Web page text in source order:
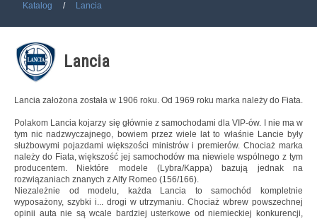
Katalog Lancia
Lancia
Lancia założona została w 1906 roku. Od 1969 roku marka należy do Fiata.
Polakom Lancia kojarzy się głównie z samochodami dla VIP-ów. I nie ma w
tym nic nadzwyczajnego, bowiem przez wiele lat to właśnie Lancie były
służbowymi pojazdami większości ministrów i premierów. Chociaż marka
należy do Fiata, większość jej samochodów ma niewiele wspólnego z tym
producentem. Niektóre modele (Lybra/Kappa) bazują jednak na
rozwiązaniach znanych z Alfy Romeo (156/166).
Niezależnie od modelu, każda Lancia to samochód kompletnie
wyposażony, szybki i... drogi w utrzymaniu. Chociaż wbrew powszechnej
opinii auta nie są wcale bardziej usterkowe od niemieckiej konkurencji,